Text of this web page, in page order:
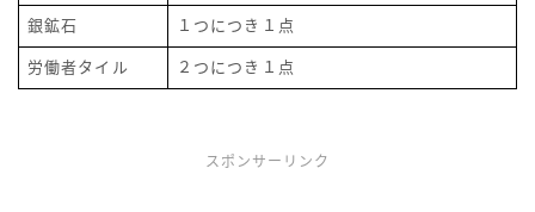
銀鉱石 １つにつき１点
労働者タイル ２つにつき１点
スポンサーリンク